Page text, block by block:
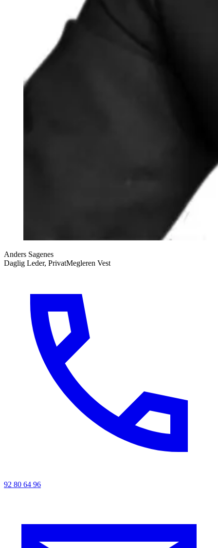
Anders Sagenes
Daglig Leder, PrivatMegleren Vest
92 80 64 96